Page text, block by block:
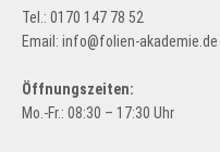
Tel.: 0170 147 78 52
Email: info@folien-akademie.de
Öffnungszeiten:
Mo.-Fr.: 08:30 – 17:30 Uhr